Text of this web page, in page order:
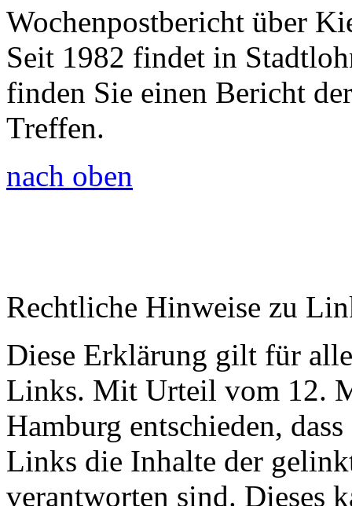
Wochenpostbericht über
Seit 1982 findet in
finden Sie einen Bericht
Treffen.
nach oben
Rechtliche Hinweise zu
Diese Erklärung gilt für
Links. Mit Urteil vom 12.
Hamburg entschieden,
Links die Inhalte der
verantworten sind. Dieses